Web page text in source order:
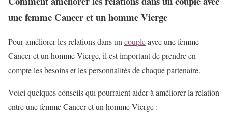
une femme Cancer et un homme Vierge
Pour améliorer les relations dans uncoupleavec une femme
Cancer et un homme Vierge, il est important de prendre en
compte les besoins et les personnalités de chaque partenaire.
Voici quelques conseils qui pourraient aider à améliorer la relation
entre une femme Cancer et un homme Vierge :